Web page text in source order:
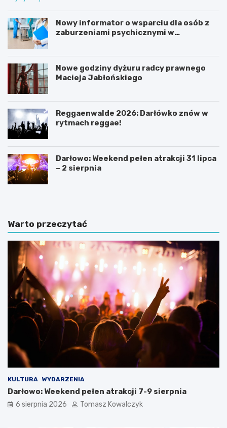
Nowy informator o wsparciu dla osób z
zaburzeniami psychicznymi w
Nowe godziny dyżuru radcy prawnego
Macieja Jabłońskiego
Reggaenwalde 2026: Darłówko znów w
rytmach reggae!
Darłowo: Weekend pełen atrakcji 31 lipca
– 2 sierpnia
Warto przeczytać
KULTURA WYDARZENIA
Darłowo: Weekend pełen atrakcji 7-9 sierpnia
6 sierpnia 2026 Tomasz Kowalczyk